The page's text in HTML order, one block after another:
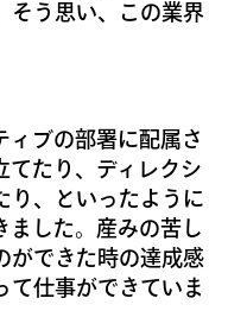
そう思い、この業界
ィブの部署に配属さ
てたり、ディレクシ
り、といったように
ました。産みの苦し
ができた時の達成感
て仕事ができていま